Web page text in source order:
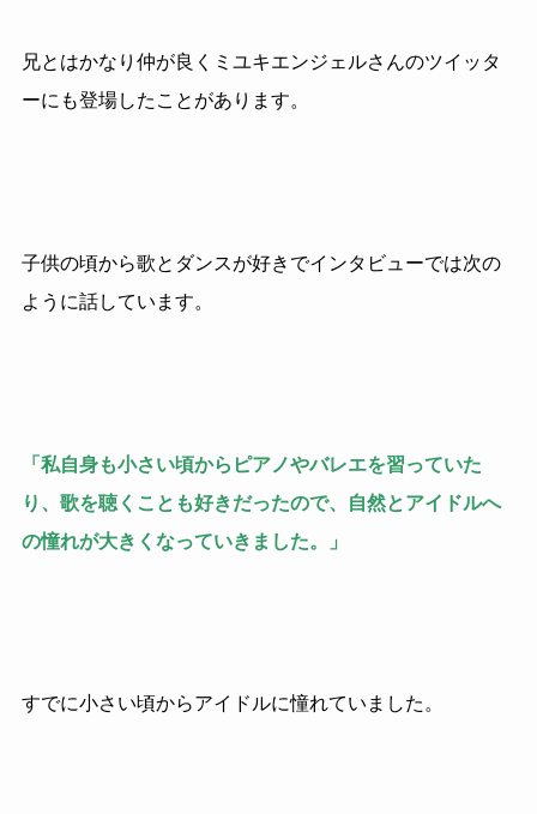
兄とはかなり仲が良くミユキエンジェルさんのツイッタ
ーにも登場したことがあります。
子供の頃から歌とダンスが好きでインタビューでは次の
ように話しています。
「私自身も小さい頃からピアノやバレエを習っていた
り、歌を聴くことも好きだったので、自然とアイドルへ
の憧れが大きくなっていきました。」
すでに小さい頃からアイドルに憧れていました。